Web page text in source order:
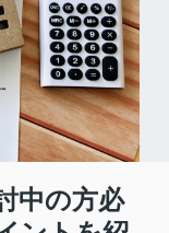
中の方必